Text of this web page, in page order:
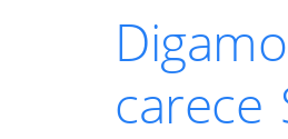
carece